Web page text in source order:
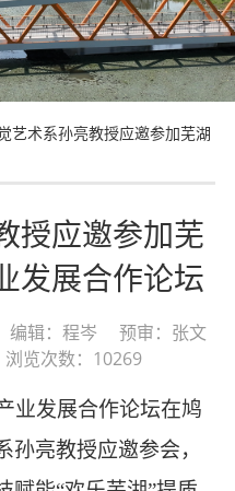
艺术系孙亮教授应邀参加芜湖
授应邀参加芜
发展合作论坛
编辑：程岑 预审：张文
览次数：10269
业发展合作论坛在鸠
孙亮教授应邀参会，